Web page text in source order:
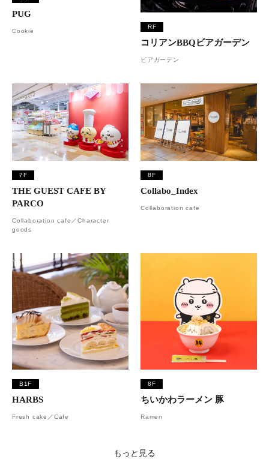
PUG
Cookie
RF
コリアンBBQビアガーデン
ビアガーデン
7F
THE GUEST CAFE BY
PARCO
Collaboration cafe／Character
goods
8F
Collabo_Index
Collaboration cafe
B1F
HARBS
Fresh cake／Cafe
8F
ちいかわラーメン 豚
Ramen
もっと見る